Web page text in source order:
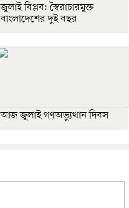
জুলাই বিপ্লব: স্বৈরাচারমুক্ত
বাংলাদেশের দুই বছর
আজ জুলাই গণঅভ্যুত্থান দিবস